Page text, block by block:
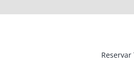
Reservar